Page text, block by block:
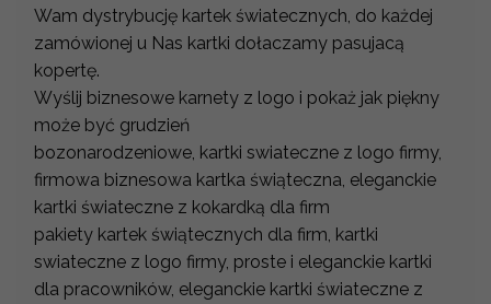
Wam dystrybucję kartek światecznych, do każdej
zamówionej u Nas kartki dołaczamy pasujacą
kopertę.
Wyślij biznesowe karnety z logo i pokaż jak piękny
może być grudzień
bozonarodzeniowe, kartki swiateczne z logo firmy,
firmowa biznesowa kartka świąteczna, eleganckie
kartki świateczne z kokardką dla firm
pakiety kartek świątecznych dla firm, kartki
swiateczne z logo firmy, proste i eleganckie kartki
dla pracowników, eleganckie kartki świateczne z